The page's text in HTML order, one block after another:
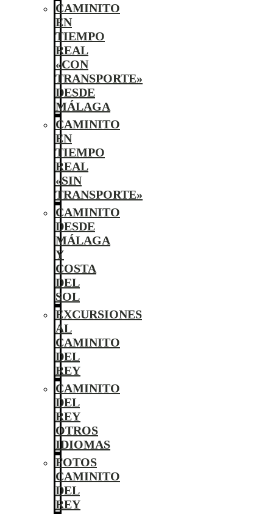
CAMINITO
EN
TIEMPO
REAL
«CON
TRANSPORTE»
DESDE
MÁLAGA
CAMINITO
EN
TIEMPO
REAL
«SIN
TRANSPORTE»
CAMINITO
DESDE
MÁLAGA
Y
COSTA
DEL
SOL
EXCURSIONES
AL
CAMINITO
DEL
REY
CAMINITO
DEL
REY
OTROS
IDIOMAS
FOTOS
CAMINITO
DEL
REY